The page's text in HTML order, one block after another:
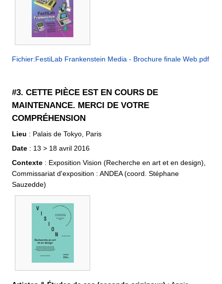
Fichier:FestiLab Frankenstein Media - Brochure finale Web.pdf
#3. CETTE PIÈCE EST EN COURS DE
MAINTENANCE. MERCI DE VOTRE
COMPRÉHENSION
Lieu : Palais de Tokyo, Paris
Date : 13 > 18 avril 2016
Contexte : Exposition Vision (Recherche en art et en design),
Commissariat d'exposition : ANDEA (coord. Stéphane
Sauzedde)